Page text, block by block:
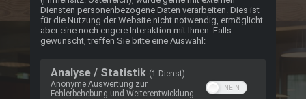
Diensten personenbezogene Daten verarbeiten. Dies ist
für die Nutzung der Website nicht notwendig, ermöglicht
aber eine noch engere Interaktion mit Ihnen. Falls
gewünscht, treffen Sie bitte eine Auswahl:
Analyse / Statistik (1 Dienst)
Anonyme Auswertung zur
Fehlerbehebung und Weiterentwicklung